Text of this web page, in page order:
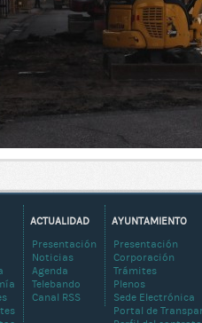
AYUNTAMIENTO
Presentación
Corporación
Trámites
Plenos
Sede Electrónica
Portal de
ACTUALIDAD
Presentación
Noticias
Agenda
Telebando
Canal RSS